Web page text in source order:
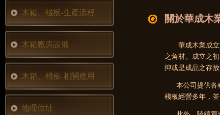
木箱、棧板-生產流程
木箱廠房設備
木箱、棧板-相關應用
地理位址
關於華成木
華成木業成立
之角材。成立之
抑或是成品之存
本公司提供各
棧板經營多年，